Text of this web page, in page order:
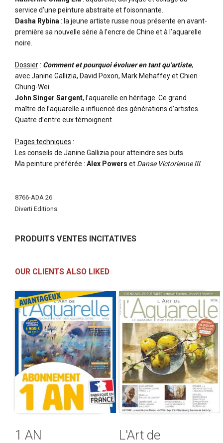
service d’une peinture abstraite et foisonnante.
Dasha Rybina : la jeune artiste russe nous présente en avant-
première sa nouvelle série à l’encre de Chine et à l’aquarelle
noire.
Dossier: Comment et pourquoi évoluer en tant qu’artiste,
avec Janine Gallizia, David Poxon, Mark Mehaffey et Chien
Chung-Wei.
John Singer Sargent, l’aquarelle en héritage. Ce grand
maître de l’aquarelle a influencé des générations d’artistes.
Quatre d’entre eux témoignent.
Pages techniques :
Les conseils de Janine Gallizia pour atteindre ses buts.
Ma peinture préférée : Alex Powers et Danse Victorienne III.
Information
8766-ADA 26
Diverti Editions
PRODUITS VENTES INCITATIVES
OUR CLIENTS ALSO LIKED
1 AN
L'Art de